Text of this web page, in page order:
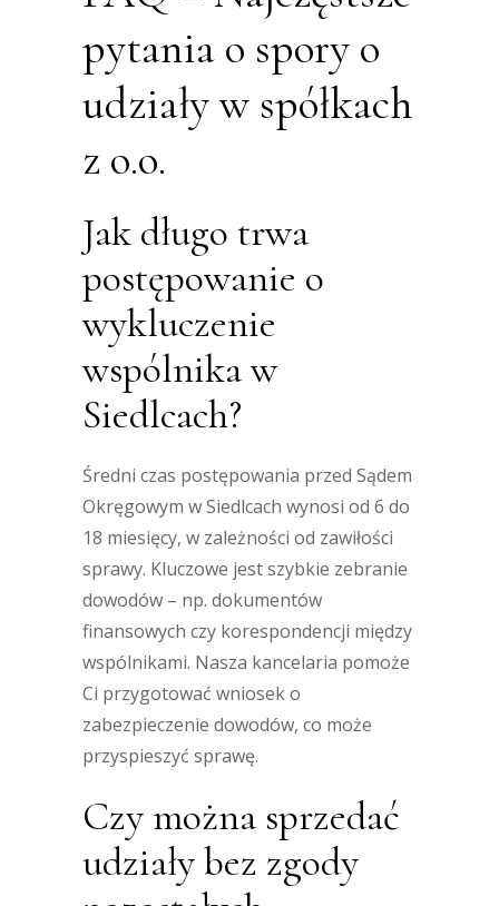
pytania o spory o
udziały w spółkach
z o.o.
Jak długo trwa
postępowanie o
wykluczenie
wspólnika w
Siedlcach?
Średni czas postępowania przed Sądem
Okręgowym w Siedlcach wynosi od 6 do
18 miesięcy, w zależności od zawiłości
sprawy. Kluczowe jest szybkie zebranie
dowodów – np. dokumentów
finansowych czy korespondencji między
wspólnikami. Nasza kancelaria pomoże
Ci przygotować wniosek o
zabezpieczenie dowodów, co może
przyspieszyć sprawę.
Czy można sprzedać
udziały bez zgody